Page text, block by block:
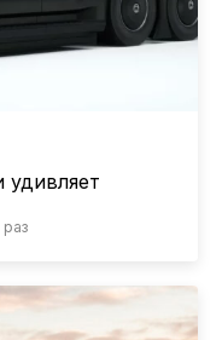
удивляет